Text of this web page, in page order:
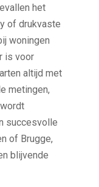
het
of drukvaste
woningen
is voor
altijd met
metingen,
succesvolle
of Brugge,
blijvende